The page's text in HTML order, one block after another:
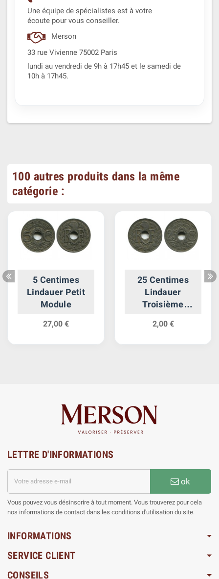
Une équipe de spécialistes est à votre
écoute pour vous conseiller.
Merson
33 rue Vivienne 75002 Paris
lundi au vendredi de 9h à 17h45 et le samedi de
10h à 17h45.
100 autres produits dans la même
catégorie :
5 Centimes
Lindauer Petit
Module
27,00 €
25 Centimes
Lindauer
Troisième
2,00 €
LETTRE D'INFORMATIONS
ok
Vous pouvez vous désinscrire à tout moment. Vous trouverez pour cela
nos informations de contact dans les conditions d'utilisation du site.
INFORMATIONS
SERVICE CLIENT
CONSEILS